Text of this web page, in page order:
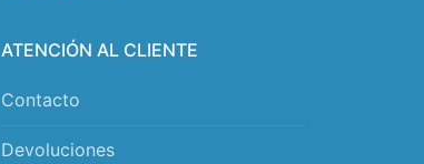
ATENCIÓN AL CLIENTE
Contacto
Devoluciones